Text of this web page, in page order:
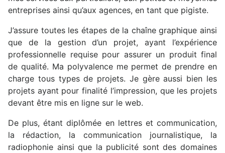
entreprises ainsi qu’aux agences, en tant que pigiste.
J’assure toutes les étapes de la chaîne graphique ainsi
que de la gestion d’un projet, ayant l’expérience
professionnelle requise pour assurer un produit final
de qualité. Ma polyvalence me permet de prendre en
charge tous types de projets. Je gère aussi bien les
projets ayant pour finalité l’impression, que les projets
devant être mis en ligne sur le web.
De plus, étant diplômée en lettres et communication,
la rédaction, la communication journalistique, la
radiophonie ainsi que la publicité sont des domaines